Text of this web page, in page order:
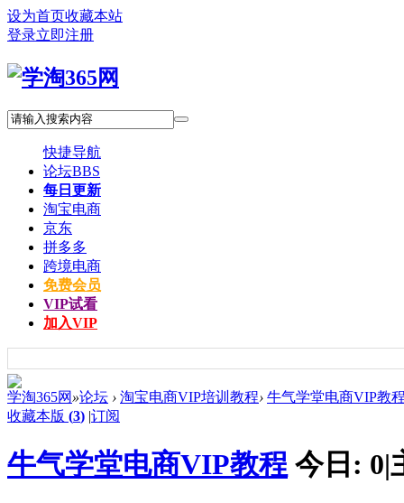
设为首页收藏本站
登录立即注册
快捷导航
论坛BBS
每日更新
淘宝电商
京东
拼多多
跨境电商
免费会员
VIP试看
加入VIP
学淘365网 »论坛 › 淘宝电商VIP培训教程› 牛气学堂电商VIP教
收藏本版 (3) |订阅
牛气学堂电商VIP教程 今日: 0|